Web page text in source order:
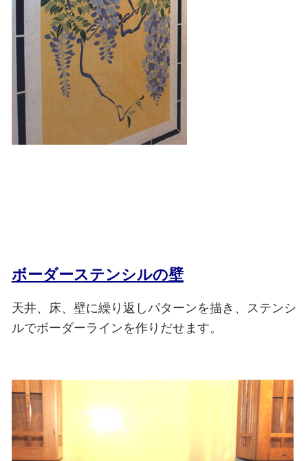
ボーダーステンシルの壁
天井、床、壁に繰り返しパターンを描き、ステンシ
ルでボーダーラインを作りだせます。